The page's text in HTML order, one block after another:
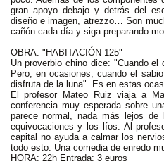
gran apoyo debajo y detrás del
diseño e imagen, atrezzo… Son
cañón cada día y siga preparando
OBRA: "HABITACIÓN 125"
Un proverbio chino dice: "Cuando
Pero, en ocasiones, cuando el
disfruta de la luna". Es en estas
El profesor Mateo Ruiz viaja a
conferencia muy esperada sobre
parece normal, nada más lejos
equivocaciones y los líos. Al
capital no ayuda a calmar los
todo esto. Una comedia de enredo
HORA: 22h Entrada: 3 euros